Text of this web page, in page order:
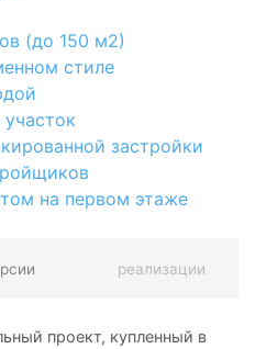
(до 150 м2)
стиле
застройки
на первом этаже
реализации
проект, купленный в